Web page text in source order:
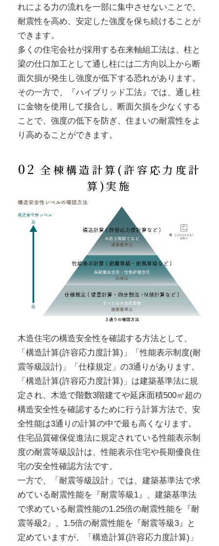
れによる力の流れを一部に集中させないことで、
耐震性を高め、安定した強度を保ち続けることが
できます。
多くの住宅会社が採用する在来軸組工法は、柱と
梁の仕口加工として通し柱には二方向以上から断
面欠損が発生し強度が低下する恐れがあります。
その一方で、『ハイブリッド工法』では、通し柱
に金物を使用して接合し、断面欠損を少なくする
ことで、強度の低下を防ぎ、住まいの耐震性をよ
り高めることができます。
02 全棟構造計算(許容応力度計
算)実施
木造住宅の構造安全性を確認する方法として、
「構造計算(許容応力度計算)」「性能表示制度(耐
震等級設計)」「仕様規定」の3通りがあります。
「構造計算(許容応力度計算)」は建築基準法に規
定され、木造で階数3階建てや延床面積500㎡超の
構造安全性を確認するために行う計算方法で、安
全性能は3通りの計算の中で最も高くなります。
住宅品質確保促進法に規定されている性能表示制
度の耐震等級設計は、性能表示住宅や長期優良住
宅の安全性確認方法です。
一方で、「耐震等級設計」では、建築基準法で求
めている耐震性能を『耐震等級1』、建築基準法
で求めている耐震性能の1.25倍の耐震性能を『耐
震等級2』、1.5倍の耐震性能を『耐震等級3』と
定めていますが、「構造計算(許容応力度計算)」